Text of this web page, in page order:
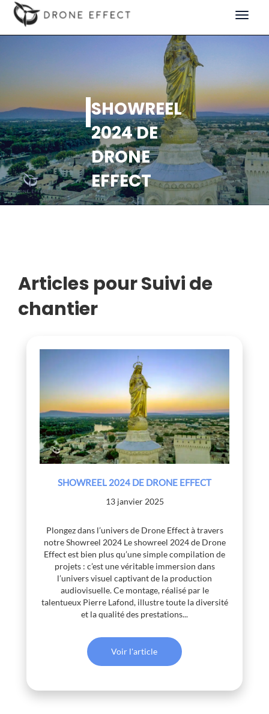
Toggle
SHOWREEL
2024 DE
DRONE
EFFECT
Articles pour Suivi de
chantier
SHOWREEL 2024 DE DRONE EFFECT
13 janvier 2025
Plongez dans l’univers de Drone Effect à travers
notre Showreel 2024 Le showreel 2024 de Drone
Effect est bien plus qu’une simple compilation de
projets : c’est une véritable immersion dans
l’univers visuel captivant de la production
audiovisuelle. Ce montage, réalisé par le
talentueux Pierre Lafond, illustre toute la diversité
et la qualité des prestations...
Voir l'article